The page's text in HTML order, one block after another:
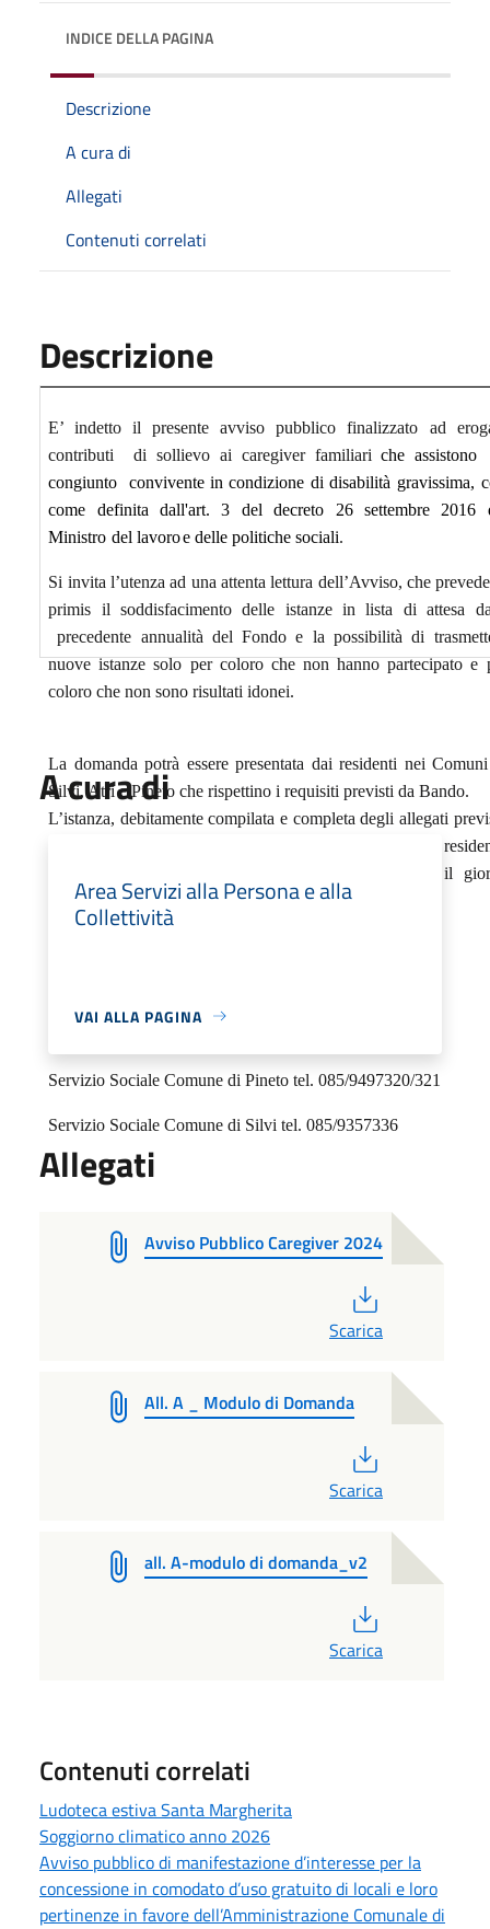
INDICE DELLA PAGINA
Descrizione
A cura di
Allegati
Contenuti correlati
Descrizione
E’ indetto il presente avviso pubblico finalizzato ad
contributi di sollievo ai caregiver familiariche assistono
congiunto convivente in condizione di disabilità gravissima,
come
definita dall'art. 3 del decreto 26 settembre 2016
Ministro del lavoroe delle politiche sociali.
Si invita l’utenza ad una attenta lettura dell’Avviso, che
primis il soddisfacimento delle istanze in lista di attesa
precedente annualità del Fondo e la possibilità di
nuove istanze solo per coloro che non hanno partecipato e
coloro che non sono risultati idonei.
La domanda potrà essere presentata dai residenti nei
Silvi, Atri e Pineto che rispettino i requisiti previsti da Bando.
L’istanza, debitamente compilata e completa degli allegati
dovrà pervenire all’Ufficio protocollo del Comune di
entro il
31/12/2025
Servizio Sociale Comune di Pineto tel. 085/9497320/321
Servizio Sociale Comune di Silvi tel. 085/9357336
A cura di
Area Servizi alla Persona e alla
Collettività
VAI ALLA PAGINA
Allegati
Avviso Pubblico Caregiver 2024
Scarica
All. A _ Modulo di Domanda
Scarica
all. A-modulo di domanda_v2
Scarica
Contenuti correlati
Ludoteca estiva Santa Margherita
Soggiorno climatico anno 2026
Avviso pubblico di manifestazione d’interesse per la
concessione in comodato d’uso gratuito di locali e loro
pertinenze in favore dell’Amministrazione Comunale di